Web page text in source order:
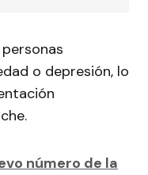
o depresión, lo
número de la